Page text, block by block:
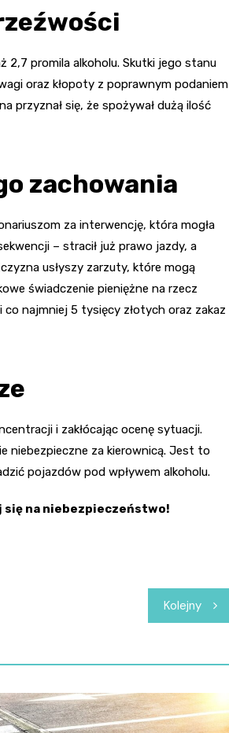
2,7 promila alkoholu. Skutki jego stanu
oraz kłopoty z poprawnym podaniem
przyznał się, że spożywał dużą ilość
zachowania
za interwencję, która mogła
– stracił już prawo jazdy, a
usłyszy zarzuty, które mogą
świadczenie pieniężne na rzecz
najmniej 5 tysięcy złotych oraz zakaz
i zakłócając ocenę sytuacji.
niebezpieczne za kierownicą. Jest to
pojazdów pod wpływem alkoholu.
się na niebezpieczeństwo!
Kolejny